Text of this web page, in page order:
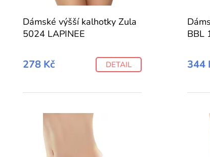
Dámské výšší kalhotky Zula
5024 LAPINEE
278 Kč DETAIL
BBL
344